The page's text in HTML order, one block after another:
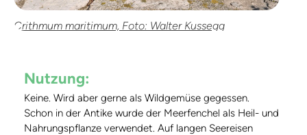
Crithmum maritimum, Foto: Walter Kussegg
Nutzung:
Keine. Wird aber gerne als Wildgemüse gegessen.
Schon in der Antike wurde der Meerfenchel als Heil- und
Nahrungspflanze verwendet. Auf langen Seereisen